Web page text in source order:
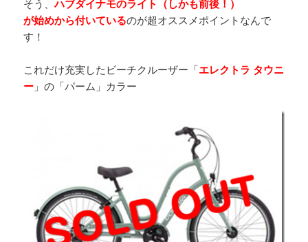
そう、ハブダイナモのライト（しかも前後！）
が始めから付いているのが超オススメポイントなんで
す！
これだけ充実したビーチクルーザー「エレクトラ タウニ
ー 」の「パーム」カラー